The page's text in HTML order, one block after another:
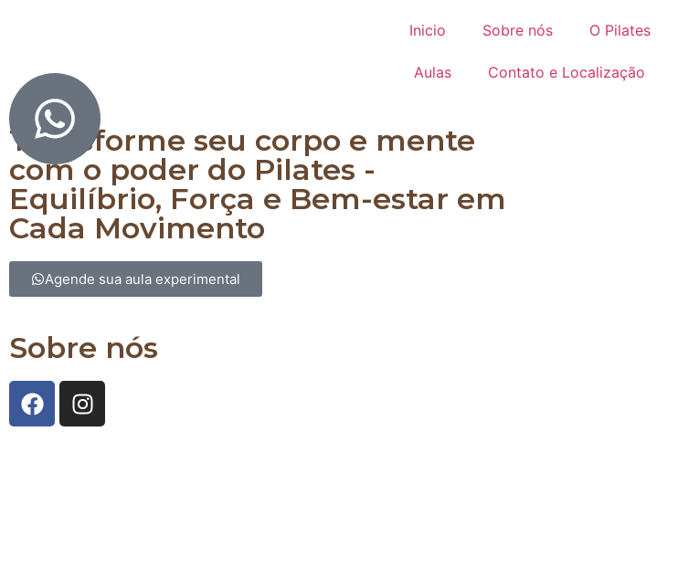
Inicio Sobre nós O Pilates
Aulas Contato e Localização
Equilibre corpo e mente com Pilates
Transforme seu corpo e mente
com o poder do Pilates -
Equilíbrio, Força e Bem-estar em
Cada Movimento
Agende sua aula experimental
Sobre nós